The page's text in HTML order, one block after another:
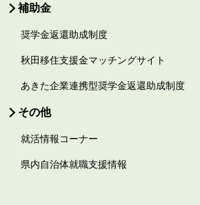
補助金
奨学金返還助成制度
秋田移住支援金マッチングサイト
あきた企業連携型奨学金返還助成制度
その他
就活情報コーナー
県内自治体就職支援情報